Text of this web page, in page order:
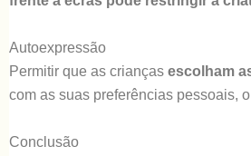
Autoexpressão
Permitir que as crianças escolham
com as suas preferências pessoais,
Conclusão